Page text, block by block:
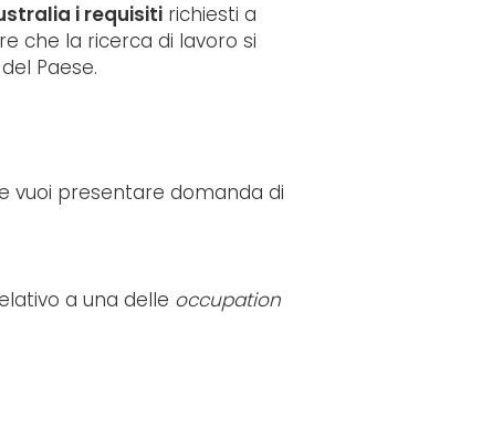
i requisiti richiesti a
che la ricerca di lavoro si
Paese.
vuoi presentare domanda di
a una delle occupation